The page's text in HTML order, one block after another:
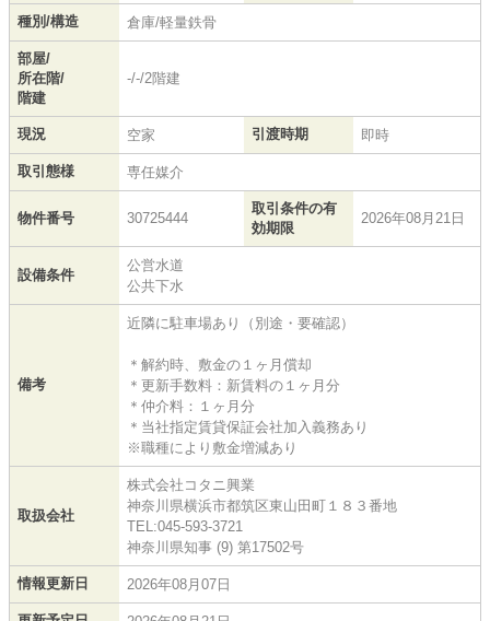
種別/構造 倉庫/軽量鉄骨
部屋/
所在階/
階建
-/-/2階建
現況 空家 引渡時期 即時
取引態様 専任媒介
物件番号 30725444
取引条件の有
効期限
2026年08月21日
設備条件
公営水道
公共下水
備考
近隣に駐車場あり（別途・要確認）
＊解約時、敷金の１ヶ月償却
＊更新手数料：新賃料の１ヶ月分
＊仲介料：１ヶ月分
＊当社指定賃貸保証会社加入義務あり
※職種により敷金増減あり
取扱会社
株式会社コタニ興業
神奈川県横浜市都筑区東山田町１８３番地
TEL:045-593-3721
神奈川県知事 (9) 第17502号
情報更新日 2026年08月07日